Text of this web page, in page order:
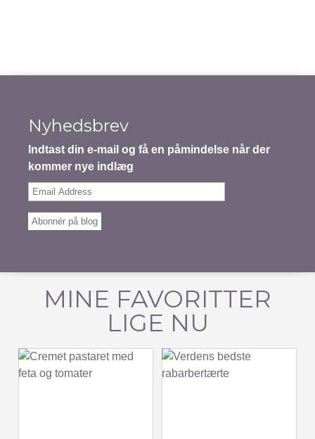
Nyhedsbrev
Indtast din e-mail og få en påmindelse når der
kommer nye indlæg
Email
Abonnér på blog
MINE FAVORITTER
LIGE NU